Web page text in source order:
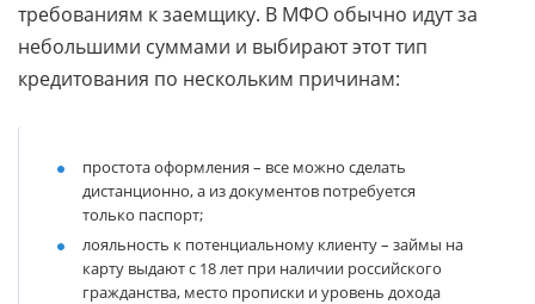
требованиям к заемщику. В МФО обычно идут за
небольшими суммами и выбирают этот тип
кредитования по нескольким причинам:
простота оформления – все можно сделать
дистанционно, а из документов потребуется
только паспорт;
лояльность к потенциальному клиенту– займы на
карту выдают с 18 лет при наличии российского
гражданства, место прописки и уровень дохода